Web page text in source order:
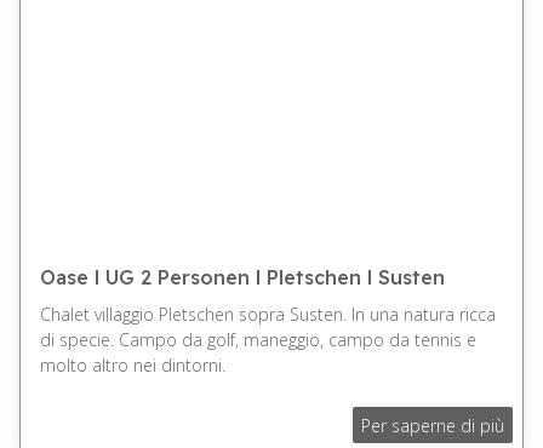
Oase l UG 2 Personen l Pletschen l Susten
Chalet villaggio Pletschen sopra Susten. In una natura ricca
di specie. Campo da golf, maneggio, campo da tennis e
molto altro nei dintorni.
Per saperne di più